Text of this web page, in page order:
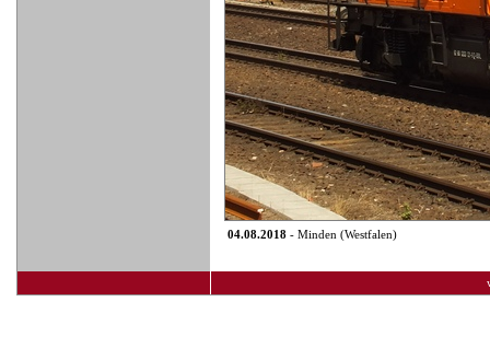
04.08.2018 - Minden (Westfalen)